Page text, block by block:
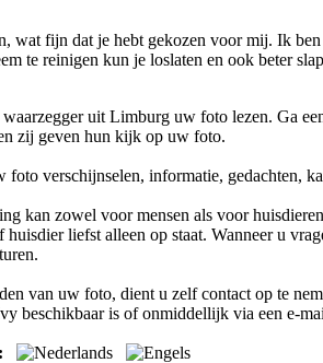
wat fijn dat je hebt gekozen voor mij. Ik
te reinigen kun je loslaten en ook beter
uit Limburg uw foto lezen. Ga
zij geven hun kijk op uw foto.
verschijnselen, informatie, gedachten,
kan zowel voor mensen als voor
huisdier liefst alleen op staat. Wanneer u
van uw foto, dient u zelf contact op te
beschikbaar is of onmiddellijk via een e-